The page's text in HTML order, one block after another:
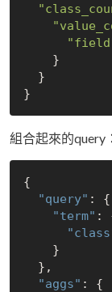
組合起來的query：
{
"query" : {
"term" :
"aggs" : {